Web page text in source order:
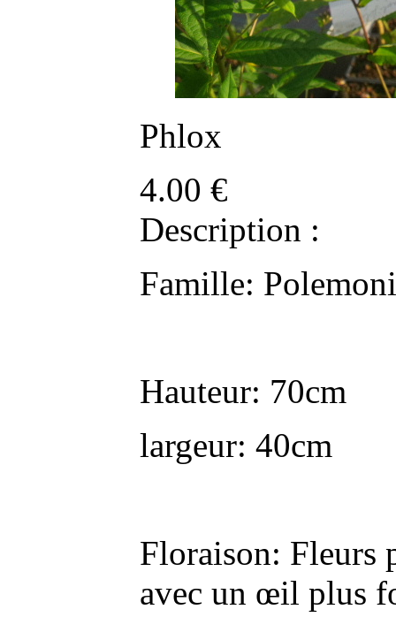
Phlox
4.00 €
Description :
Famille:
Hauteur: 70cm
largeur: 40cm
Floraison: Fleurs
avec un œil plus